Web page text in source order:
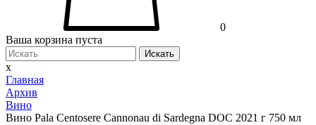
0
Ваша корзина пуста
Искать
x
Главная
Архив
Вино
Вино Pala Centosere Cannonau di Sardegna DOC 2021 г 750 мл